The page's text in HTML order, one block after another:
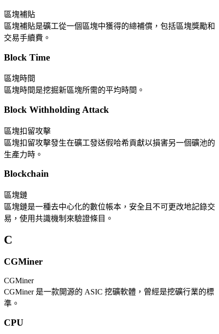
區塊補貼
區塊補貼是礦工從一個區塊中獲得的總補償，包括區塊獎勵和
交易手續費。
Block Time
區塊時間
區塊時間是挖掘新區塊所需的平均時間。
Block Withholding Attack
區塊扣留攻擊
區塊扣留攻擊發生在礦工發送假哈希貢獻以損害另一個礦池的
生產力時。
Blockchain
區塊鏈
區塊鏈是一種去中心化的數位帳本，安全且不可更改地記錄交
易，使用共識機制來驗證條目。
C
CGMiner
CGMiner
CGMiner 是一款開源的 ASIC 挖礦軟體，曾經是挖礦行業的標
準。
CPU